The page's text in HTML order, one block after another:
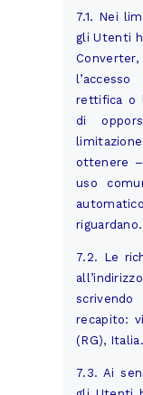
7.1. Nei
gli Utenti
rettifica o
di
ottenere
uso
riguardano.
7.2. Le
recapito:
(RG), Italia.
7.3. Ai